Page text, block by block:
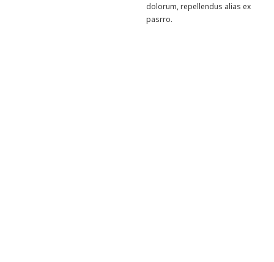
dolorum, repellendus alias ex
pasrro.